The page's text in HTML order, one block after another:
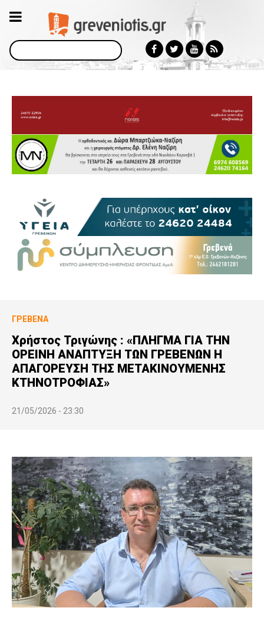
Αναζήτηση
ΓΡΕΒΕΝΆ
Χρήστος Τριγώνης : «ΠΛΗΓΜΑ ΓΙΑ ΤΗΝ
ΟΡΕΙΝΗ ΑΝΑΠΤΥΞΗ ΤΩΝ ΓΡΕΒΕΝΩΝ Η
ΑΠΑΓΟΡΕΥΣΗ ΤΗΣ ΜΕΤΑΚΙΝΟΥΜΕΝΗΣ
ΚΤΗΝΟΤΡΟΦΙΑΣ»
21/05/2026 - 23:30